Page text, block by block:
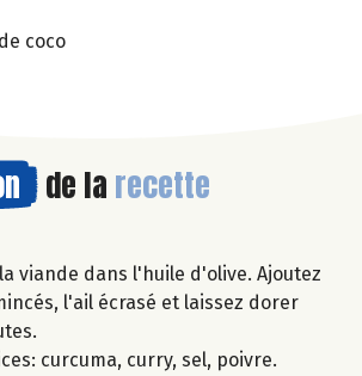
coco
de la recette
viande dans l'huile d'olive. Ajoutez
l'ail écrasé et laissez dorer
curcuma, curry, sel, poivre.